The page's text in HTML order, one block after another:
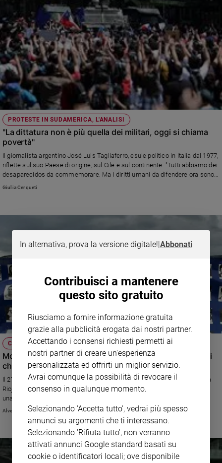
PROTESTE IN SUDAMERICA, L'ANALISI
"La dittatura non è più quella dei militari, oggi si chiama
povertà"
Il giornalista argentino José Luis Tagliaferro, esule politico in Italia dal 1977,
riflette sul suo Paese di origine, sul Cile e sul continente. "Tutti abbiamo dei
desaparecidos da commemorare. Ma i diritti umani da difendere ora sono
quelli degli anziani che non hanno più soldi, dei campesinos che non hanno
Giulia Cerqueti
CHIESA
Monsignor Enrique Angelelli: beato il vescovo dei poveri
che lottava per la giustizia
Il 27 aprile si celebra in Argentina l’elevazione agli altari del vescovo di La
Rioja e di altri tre martiri, uccisi dalla dittatura nel 1976. «Sono modelli di
una Chiesa a servizio del popolo»
Alver Metalli
In alternativa, prova la versione digitale!|Abbonati
Contribuisci a mantenere
questo sito gratuito
Riusciamo a fornire informazione gratuita
grazie alla pubblicità erogata dai nostri partner.
Accettando i consensi richiesti permetti ai
nostri partner di creare un'esperienza
personalizzata ed offrirti un miglior servizio.
Avrai comunque la possibilità di revocare il
consenso in qualunque momento.
Selezionando 'Accetta tutto', vedrai più spesso
annunci su argomenti che ti interessano.
Selezionando 'Rifiuta tutto', non verranno
attivati annunci Google standard basati su
cookie o identificatori locali; ove disponibile